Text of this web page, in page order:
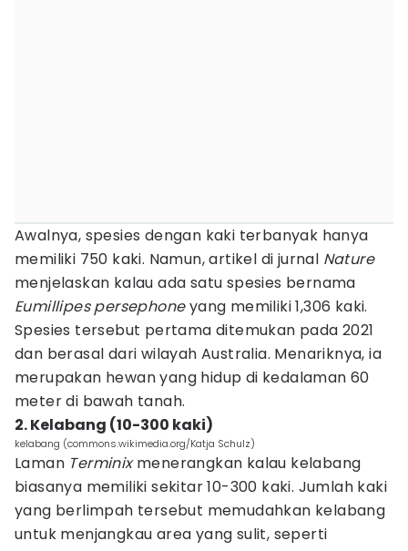
Awalnya, spesies dengan kaki terbanyak hanya
memiliki 750 kaki. Namun, artikel di jurnal Nature
menjelaskan kalau ada satu spesies bernama
Eumillipes persephoneyang memiliki 1,306 kaki.
Spesies tersebut pertama ditemukan pada 2021
dan berasal dari wilayah Australia. Menariknya, ia
merupakan hewan yang hidup di kedalaman 60
meter di bawah tanah.
2. Kelabang (10-300 kaki)
kelabang (commons.wikimedia.org/Katja Schulz)
Laman Terminixmenerangkan kalau kelabang
biasanya memiliki sekitar 10-300 kaki. Jumlah kaki
yang berlimpah tersebut memudahkan kelabang
untuk menjangkau area yang sulit, seperti